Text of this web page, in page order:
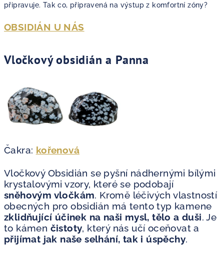
připravuje. Tak co, připravená na výstup z komfortní zóny?
OBSIDIÁN U NÁS
Vločkový obsidián a Panna
Čakra: kořenová
Vločkový Obsidián se pyšní nádhernými bílými
krystalovými vzory, které se podobají
sněhovým vločkám. Kromě léčivých vlastností
obecných pro obsidián má tento typ kamene
zklidňující účinek na naši mysl, tělo a duši. Je
to kámen čistoty, který nás učí oceňovat a
přijímat jak naše selhání, tak i úspěchy.